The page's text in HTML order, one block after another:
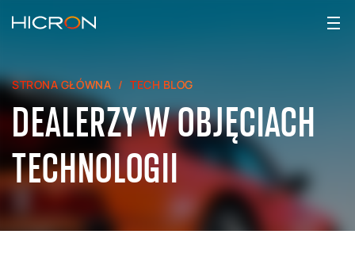
STRONA GŁÓWNA TECH BLOG
DEALERZY W OBJĘCIACH
TECHNOLOGII